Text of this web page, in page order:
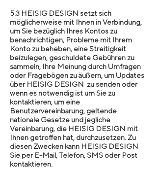
5.3 HEISIG DESIGN setzt sich
möglicherweise mit Ihnen in Verbindung,
um Sie bezüglich Ihres Kontos zu
benachrichtigen, Probleme mit Ihrem
Konto zu beheben, eine Streitigkeit
beizulegen, geschuldete Gebühren zu
sammeln, Ihre Meinung durch Umfragen
oder Fragebögen zu äußern, um Updates
über HEISIG DESIGN zu senden oder
wenn es notwendig ist um Sie zu
kontaktieren, um eine
Benutzervereinbarung, geltende
nationale Gesetze und jegliche
Vereinbarung, die HEISIG DESIGN mit
Ihnen getroffen hat, durchzusetzen. Zu
diesen Zwecken kann HEISIG DESIGN
Sie per E-Mail, Telefon, SMS oder Post
kontaktieren.